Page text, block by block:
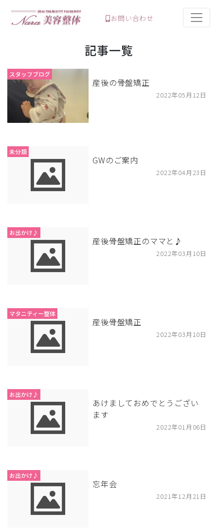
お問い合わせ
記事一覧
スタッフブログ
産後の骨盤矯正
2022年05月12日
未分類
GWのご案内
2022年04月23日
お出かけ♪
産後骨盤矯正のママと♪
2022年03月10日
マタニティー整体
産後骨盤矯正
2022年03月10日
お出かけ♪
あけましておめでとうござい
ます
2022年01月06日
お出かけ♪
忘年会
2021年12月21日